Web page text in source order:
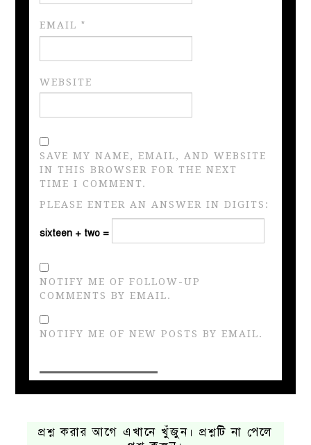
EMAIL*
WEBSITE
SAVE MY NAME, EMAIL, AND WEBSITE
IN THIS BROWSER FOR THE NEXT
TIME I COMMENT.
PLEASE ENTER AN ANSWER IN DIGITS:
sixteen + two =
NOTIFY ME OF FOLLOW-UP
COMMENTS BY EMAIL.
NOTIFY ME OF NEW POSTS BY EMAIL.
প্রশ্ন করার আগে এখানে খুঁজুন। প্রশ্নটি না পেলে